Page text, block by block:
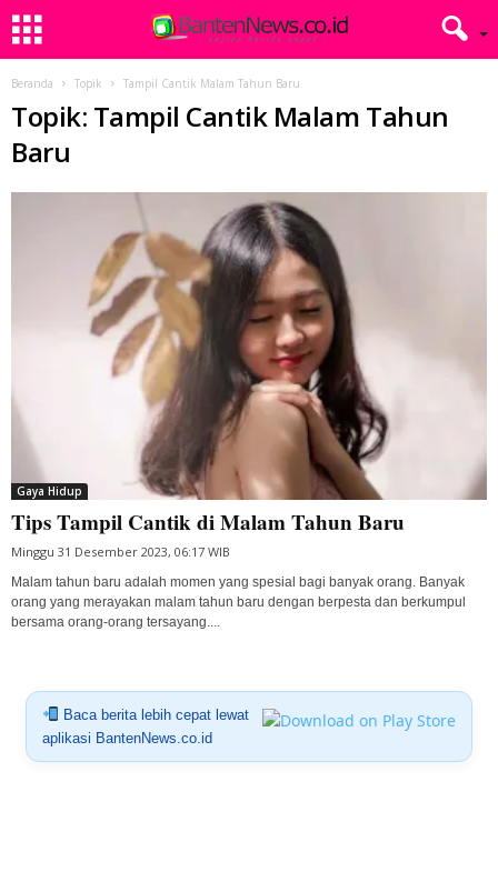
Beranda Topik Tampil Cantik Malam Tahun Baru
Topik: Tampil Cantik Malam Tahun
Baru
Gaya Hidup
Tips Tampil Cantik di Malam Tahun Baru
Minggu 31 Desember 2023, 06:17 WIB
Malam tahun baru adalah momen yang spesial bagi banyak orang. Banyak
orang yang merayakan malam tahun baru dengan berpesta dan berkumpul
bersama orang-orang tersayang....
Baca berita lebih cepat lewat
aplikasi BantenNews.co.id